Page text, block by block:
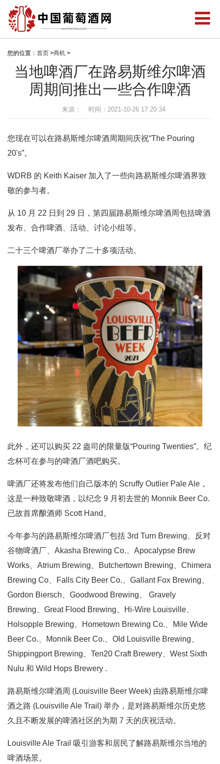
您的位置： 首页 >商机 >
当地啤酒厂在路易斯维尔啤酒
周期间推出一些合作啤酒
来源： 时间：2021-10-26 17:20:34
您现在可以在路易斯维尔啤酒周期间庆祝“The Pouring
20's”。
WDRB 的 Keith Kaiser 加入了一些向路易斯维尔啤酒界致
敬的参与者。
从 10 月 22 日到 29 日，第四届路易斯维尔啤酒周包括啤酒
发布、合作啤酒、活动、讨论小组等。
二十三个啤酒厂举办了二十多项活动。
此外，还可以购买 22 盎司的限量版“Pouring Twenties”。纪
念杯可在参与的啤酒厂酒吧购买。
啤酒厂还将发布他们自己版本的 Scruffy Outlier Pale Ale，
这是一种致敬啤酒，以纪念 9 月初去世的 Monnik Beer Co.
已故首席酿酒师 Scott Hand。
今年参与的路易斯维尔啤酒厂包括 3rd Turn Brewing、反对
谷物啤酒厂、Akasha Brewing Co.、Apocalypse Brew
Works、Atrium Brewing、Butchertown Brewing、Chimera
Brewing Co、Falls City Beer Co.、Gallant Fox Brewing、
Gordon Biersch、Goodwood Brewing、 Gravely
Brewing、Great Flood Brewing、Hi-Wire Louisville、
Holsopple Brewing、Hometown Brewing Co.、Mile Wide
Beer Co.、Monnik Beer Co.、Old Louisville Brewing、
Shippingport Brewing、Ten20 Craft Brewery、West Sixth
Nulu 和 Wild Hops Brewery .
路易斯维尔啤酒周 (Louisville Beer Week) 由路易斯维尔啤
酒之路 (Louisville Ale Trail) 举办，是对路易斯维尔历史悠
久且不断发展的啤酒社区的为期 7 天的庆祝活动。
Louisville Ale Trail 吸引游客和居民了解路易斯维尔当地的
啤酒场景。